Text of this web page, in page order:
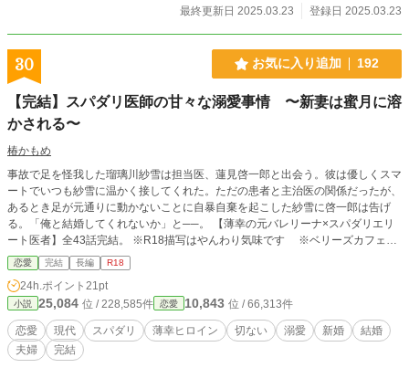
最終更新日 2025.03.23
登録日 2025.03.23
30 お気に入り追加 192
【完結】スパダリ医師の甘々な溺愛事情 〜新妻は蜜月に溶
かされる〜
椿かもめ
事故で足を怪我した瑠璃川紗雪は担当医、蓮見啓一郎と出会う。彼は優しくスマ
ートでいつも紗雪に温かく接してくれた。ただの患者と主治医の関係だったが、
あるとき足が元通りに動かないことに自暴自棄を起こした紗雪に啓一郎は告げ
る。「俺と結婚してくれないか」と──。 【薄幸の元バレリーナ×スパダリエリ
ート医者】全43話完結。 ※R18描写はやんわり気味です ※ベリーズカフェで
も公開中 ※推敲、校正前のものですのでご注意下さい
恋愛 完結 長編 R18
24h.ポイント 21pt
小説 25,084 位 / 228,585件 恋愛 10,843 位 / 66,313件
恋愛 現代 スパダリ 薄幸ヒロイン 切ない 溺愛 新婚
結婚
夫婦
完結